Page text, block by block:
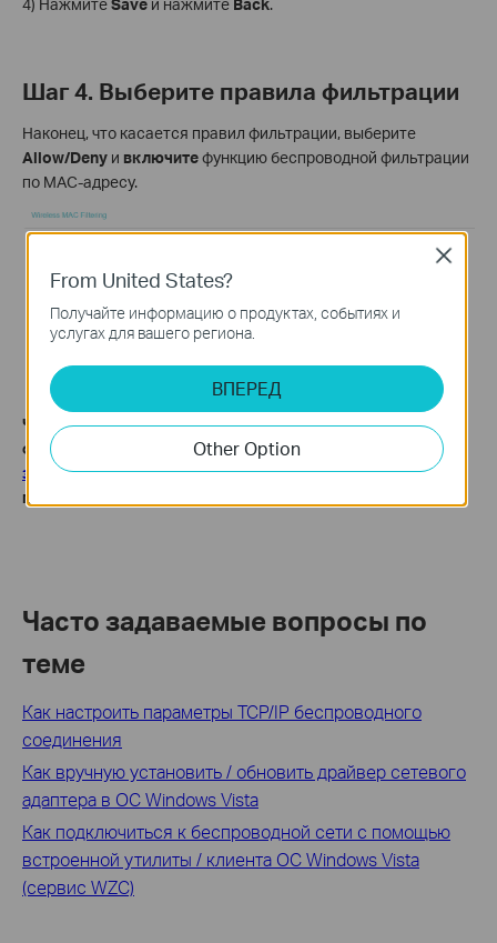
Шаг 4. Выберите правила фильтрации
Наконец, что касается правил фильтрации, выберите
Allow/Deny и включитефункцию беспроводной фильтрации
по MAC-адресу.
Чтобы узнать более подробную информацию о каждой
функции и конфигурации, пожалуйста, посетите
Центр
загрузок, чтобы загрузить руководство для вашего
продукта.
Часто задаваемые вопросы по
теме
Как настроить параметры TCP/IP беспроводного
соединения
Как вручную установить / обновить драйвер сетевого
адаптера в ОС Windows Vista
Как подключиться к беспроводной сети с помощью
встроенной утилиты / клиента ОС Windows Vista
(сервис WZC)
From United States?
Получайте информацию о продуктах, событиях и
услугах для вашего региона.
ВПЕРЕД
Other Option
Close